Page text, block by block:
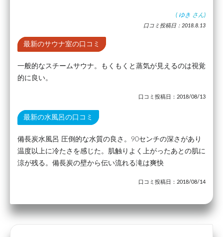
( ゆき さん)
口コミ投稿日：2018.8.13
最新のサウナ室の口コミ
一般的なスチームサウナ。もくもくと蒸気が見えるのは視覚
的に良い。
口コミ投稿日：2018/08/13
最新の水風呂の口コミ
備長炭水風呂 圧倒的な水質の良さ。90センチの深さがあり
温度以上に冷たさを感じた。肌触りよく上がったあとの肌に
涼が残る。備長炭の壁から伝い流れる滝は爽快
口コミ投稿日：2018/08/14